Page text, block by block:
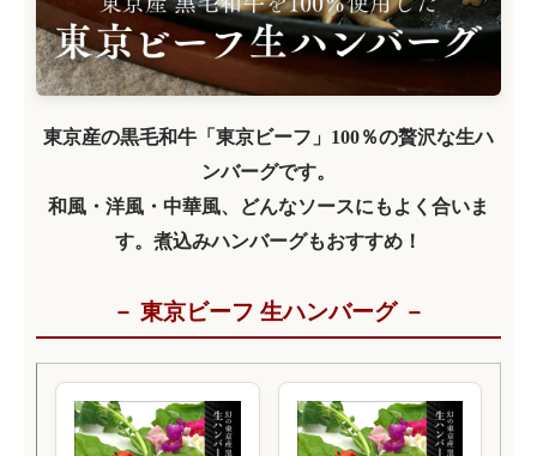
東京産の黒毛和牛「東京ビーフ」100％の贅沢な生ハ
ンバーグです。
和風・洋風・中華風、どんなソースにもよく合いま
す。煮込みハンバーグもおすすめ！
－ 東京ビーフ 生ハンバーグ －